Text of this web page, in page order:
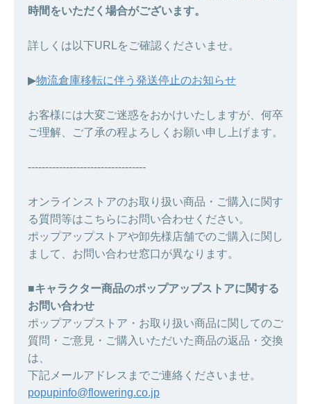
時間をいただく場合がございます。
詳しくは以下URLをご確認くださいませ。
▶︎物流倉庫移転に伴う発送停止のお知らせ
お客様には大変ご迷惑をおかけいたしますが、何卒
ご理解、ご了承の程よろしくお願い申し上げます。
----------------------------------
オンラインストアのお取り扱い商品・ご購入に関す
る質問等はこちらにお問い合わせください。
ポップアップストアや卸先様店舗でのご購入に関し
まして、お問い合わせ窓口が異なります。
■キャラクター商品のポップアップストアに関する
お問い合わせ
ポップアップストア・お取り扱い商品に関してのご
質問・ご意見・ご購入いただいた商品の返品・交換
は、
下記メールアドレスまでご連絡くださいませ。
popupinfo@flowering.co.jp